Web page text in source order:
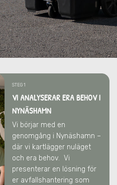
STEG 1
VI ANALYSERAR ERA BEHOV I
NYNÄSHAMN
Vi börjar med en
genomgång i Nynäshamn –
där vi kartlägger nuläget
och era behov. Vi
presenterar en lösning för
er avfallshantering som